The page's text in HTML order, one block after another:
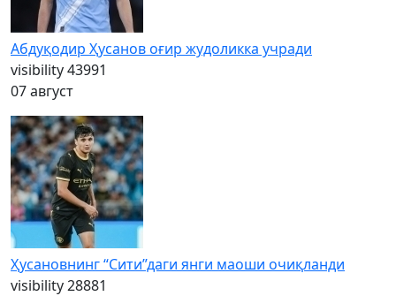
Абдуқодир Ҳусанов оғир жудоликка учради
visibility43991
07 август
Ҳусановнинг “Сити”даги янги маоши очиқланди
visibility28881